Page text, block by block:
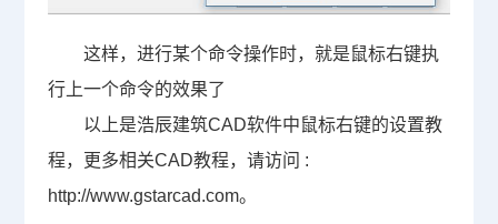
这样，进行某个命令操作时，就是鼠标右键执
行上一个命令的效果了
以上是浩辰建筑CAD软件中鼠标右键的设置教
程，更多相关CAD教程，请访问 :
http://www.gstarcad.com。